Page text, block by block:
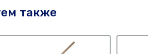
также